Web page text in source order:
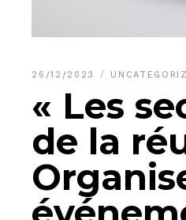
26/12/2023
« Les
de la